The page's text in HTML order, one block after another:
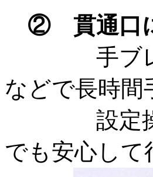
② 貫通口
手ブレを
などで長時間
設定操作
でも安心して